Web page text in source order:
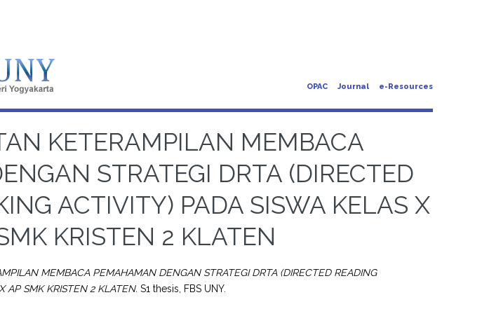
OPAC Journal e-Resources
KETERAMPILAN MEMBACA
STRATEGI DRTA (DIRECTED
ACTIVITY) PADA SISWA KELAS X
KRISTEN 2 KLATEN
MEMBACA PEMAHAMAN DENGAN STRATEGI DRTA (DIRECTED READING
AP SMK KRISTEN 2 KLATEN. S1 thesis, FBS UNY.